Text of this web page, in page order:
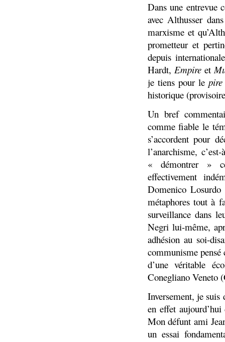
Dans une entrevue
avec Althusser
marxisme et
prometteur et
depuis
Hardt, Empire et
je tiens pour le pire
historique
Un bref
comme fiable le
s’accordent pour
l’anarchisme,
« démontrer »
effectivement
Domenico
métaphores tout à
surveillance dans
Negri lui-même,
adhésion au soi-
communisme
d’une véritable
Conegliano Veneto
Inversement, je suis
en effet
Mon défunt ami
un essai